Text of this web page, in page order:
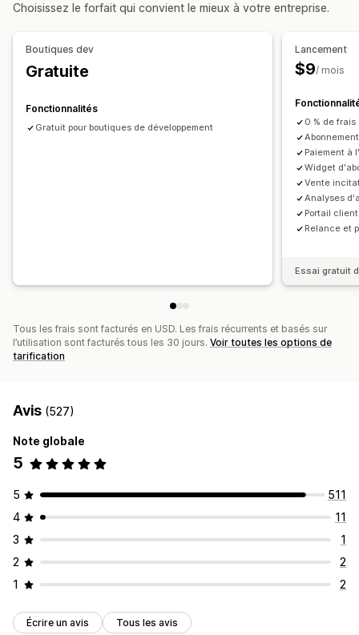
Produits numériques
Produits physiques
Tarification que vous pouvez définir
Tarification fixe
Freemium
Périodes d’essai Paiement unique
Tarification dynamique
Choisissez le forfait qui convient le mieux à votre entreprise.
Boutiques dev
Gratuite
Fonctionnalités
Gratuit pour boutiques de développement
Lancement
$9/ mois
0 % de
Paiement à
Widget
Vente
Analyses
Portail
Relance et
Essai gratuit
Tous les frais sont facturés en USD. Les frais récurrents et basés sur
l’utilisation sont facturés tous les 30 jours. Voir toutes les options de
tarification
Avis (527)
Note globale
5
5
511
4
11
3
1
2
2
1
2
Écrire un avis Tous les avis